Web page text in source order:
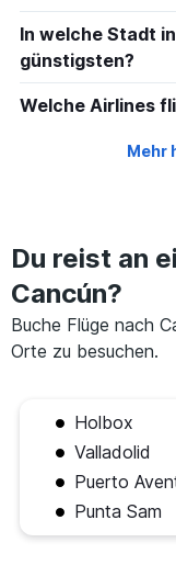
In welche Stadt
günstigsten?
Welche Airlines
Mehr
Du reist an
Cancún?
Buche Flüge nach
Orte zu besuchen.
Holbox
Valladolid
Puerto
Punta Sam